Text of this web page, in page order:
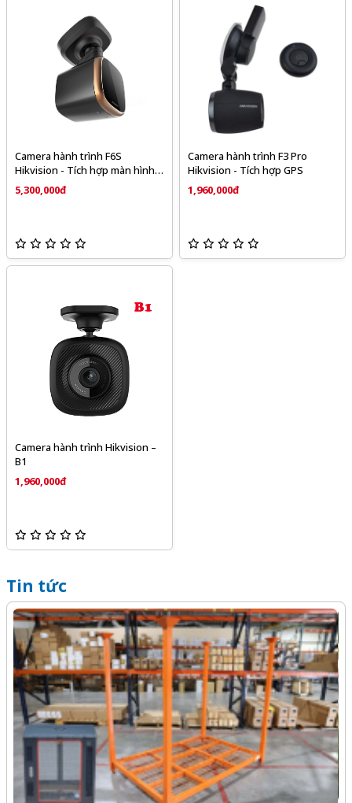
Camera hành trình F6S
Hikvision - Tích hợp màn hình
cảm ứng IPS 2 inch
5,300,000đ
Camera hành trình F3 Pro
Hikvision - Tích hợp GPS
1,960,000đ
Camera hành trình Hikvision –
B1
1,960,000đ
Tin tức